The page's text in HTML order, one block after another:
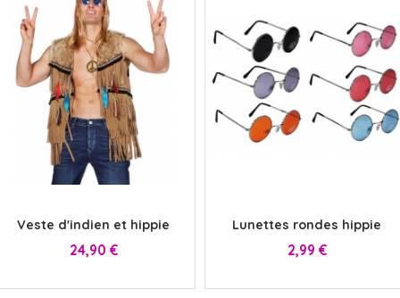
Veste d'indien et hippie
Prix
24,90 €
Lunettes rondes hippie
Prix
2,99 €